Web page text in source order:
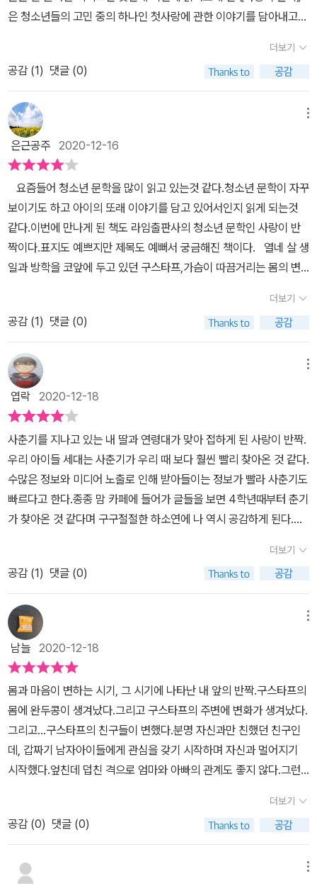
해하지는 못해도 사랑을 멈출 수 없는 가족이라는 관계의 속성, 설레
는 비밀이 생기는 풋풋한 첫사랑의 순간이 간결하고 담담한 문체로
솔직담백하게 그려져 있다. 사랑과 성장에 대한 따뜻하고 싱그러운
은유가 가득한 이야기는 독자들로 하여금 자기만의 경험을 꺼내 보고
을 때부터 혼자라고 느꼈던 시간 그리고 지금까지 함께 한 시간이지
분까지 긴 호흡으로 전달하는데요 신인작가 라라 쉬츠작의 작품인
「사랑이 반짝」이 출간되자마자 ‘마을 미르‘문학상을 수상하고 ‘취리히
아동 문학상‘ 후보에도 오르게된 저력이 무엇인지 느낄 수 있어요몸
도 마음도 한층 더 성장하는 시기인 사춘기가 「사랑이 반짝」하는 시기
라는걸 배울 수 있는 책입니다
내내 조마조마했고, 가슴 벅찼기도 했다. 별거 아닌것 같은 일상에 연
속적으로 벌어지는 여러가지 일들, 그리고 어디서든 해결점을 찾아내
은 청소년들의 고민 중의 하나인 첫사랑에 관한 이야기를 담아내고
에서도 특별함을 기대하기는 어렵긴 했지만, 그럼에도 불구하고 지루
하지 않게 잘 풀어내고 있다. 유방암일까봐 걱정하는 이제 막 가슴이
자라기 시작한 열네 살의 생일을 앞둔 구스타프는 절대로 사랑에 빠
지지 않겠다고 결심한 소녀이다. 구스타프는 요즘 중년의 위기를 겪
고 있는 부모님의 갈등, 사춘기로 까칠하고 온통 남자 생각 뿐인 언니
들, 단짝이었지만 남자아이들 이야기를 할 때마다 얼굴이 반짝거리기
시작한 아니나와의 관계 등으로 일상이 조금씩 변화하기 시작했다.
여름방학이 되면 항상 덴마트에서 여행을 보냈었지만, 이번 여름방학
에는 부모님의 갈등으로 인해 여행이 취소되었다. 더군다나 엄마는
친구 마렌을 만나기 위해 마요르카로 혼자 여행을 떠나게 된 탓에 이
제 방학동안 구스타프는 무력한 아빠와 신경질적인 언니들과 지내야
한다. 다행인 것은 비록 치매를 앓고 있지만 늘 함께했던 반려견 모래
가 옆에 있다는 사실이다. 무료한 방학을 보내기 위해 가게 된 시내의
야외 수영장에서 구스타프는 공병을 모으고 있는 전학생 문을 만나게
진다. '우리는 어차피 반쪽인 채로 세상을 떠돌아다닌다는 이론이 있
어. 원래는 하나였는데 반으로 나뉘었대. 그래서 돌아다니면서 사라
진 반쪽을 찾는다는 거야. 그 반쪽을 발견해야만 온전하다고 느낀다
나?' (본문 118p) 《사랑이 반짝》은 이제 막 사춘기를 시작한 구스타
프의 첫 사랑에 대한 이야기를 담아내고 있지만, 그 안에는 권태기를
느끼는 중년 부부의 이야기와 친구와의 사랑, 반려동물과의 사랑까지
도 잘 녹여내고 있는 작품이다. 아니나의 반짝거림이 제임스 때문이
라는 사실에 절친에게 '너희가 짝짓기에 열 올리는 모습 지켜보는 거
정말 토할 것 같아.'(본문 33p)라며 화를 냈던 구스타프는 그 반짝거
의 복잡미묘한 사춘기의 심리를 구스타프를 통해 잘 녹여낸 작품이
다. 스펙타클함은 없지만 잔잔한 영화 한 편을 본 듯한 느낌을 주는 듯
한 평온함은 있다. 이제 사춘기에 접어든 아이들에게 자신의 마음을
투영해볼 수 있을 작품이기에 읽어보길 추천한다. 구스타프는 그저
아니나의 반짝임을 조금 나눠 갖고 싶었던 것뿐이다. 아주 작은 부분
이라도 오로지 자기만을 위한 몫을. 그리고 자기도 아니나를 위한 반
짝임을 언제나 간직하겠다고 마음먹었다. 문이 있든 없든 상관없이.
(본문 202p)
더보기
공감 (1) 댓글 (0)
은근공주 2020-12-16
요즘들어 청소년 문학을 많이 읽고 있는것 같다.청소년 문학이 자꾸
보이기도 하고 아이의 또래 이야기를 담고 있어서인지 읽게 되는것
같다.이번에 만나게 된 책도 라임출판사의 청소년 문학인 사랑이 반
짝이다.표지도 예쁘지만 제목도 예뻐서 궁금해진 책이다. 열네 살 생
일과 방학을 코앞에 두고 있던 구스타프,가슴이 따끔거리는 몸의 변
만 사춘기를 겪더라도 사랑에 빠지지 않을것이라고 결심을 한다.그뿐
아니라 구스타프는 부모님의 갈등까지 겪게 되고 까칠 한 언니까지....
그러다 만나게 된 괴짜 전학생 문,짓궂은 남자아이들에게 괴롭힘을
당하는 문을 구해주게 되는 구스타프,,, 사춘기를 겪게 되면서 자연
스럽게 겪게 되었던 몸의 변화나 심경의 변화,그것들을 책속에서 마
주하게 되면서 이럴수도 있겠구나 하는 생각이 들었다.다 같은 것을
겪지는 않을테니까,,, ' 우리는 어차피 반쪽인 채로 세상을 떠돌아다
닌다는 이론이 있어. 원래는 하나였는데 반으로 나뉘었대. 그래서 돌
아다니면서 사라진 반쪽을 찾는다는 거야. 그 반쪽을 발견해야만 온
전하다고 느낀다나? ' (p118) 아이를 이해하기 위해서 읽게 된 청소
년 문학이지만 책을 읽을때마다 느끼는것은 배울것이 많다는 것이었
다.아이들의 시선으로 바라보는 모습들이 새롭게 느껴지기도 하고나
도 그 시간을 지나왔지만 다르지 않은 부모라는것을 다시 깨닫게 되
기도 하고아이들의 모습이 참 예쁘게 보이기도 하고 아이들의 생각을
더보기
공감 (1) 댓글 (0)
엽락 2020-12-18
사춘기를 지나고 있는 내 딸과 연령대가 맞아 접하게 된 사랑이 반짝.
우리 아이들 세대는 사춘기가 우리 때 보다 훨씬 빨리 찾아온 것 같다.
수많은 정보와 미디어 노출로 인해 받아들이는 정보가 빨라 사춘기도
빠르다고 한다.종종 맘 카페에 들어가 글들을 보면 4학년때부터 춘기
가 찾아온 것 같다며 구구절절한 하소연에 나 역시 공감하게 된다.내
용어까지 써 가며친구들과 적응하는 방법에 다양한 언어 구사로 휘날
리기도 한다.​열네 살 생일을 앞둔 구스타프어느 날 갑자기 작은 완두
콩 크기로 자라며 따끔거리기 시작한 가슴 때문에 밤잠을 설치게 된
다.이런 모습을 까칠하기 이를 데 없는 언니들의 놀림감까지 되니...사
춘기가 오고 있다는생각에 참을 수 없는 기분마저 든다.​구스타프는
방학동안 늘 덴마크에 캠핑카를 타고 다니며 여름 휴가를 가족들과
잊지 못할 추억을 매년 쌓았다.어느 날 화목한 가족인 줄 알았던 구스
타프의 부모님이 중년의 위기에 빠져 폭풍 같은 갈등과 자식들 앞에
서조차도 부부싸움이 잦아들었다.아버지의 무능력으로 엄마는 점점
지쳐갔을까? 자식을 키우며 지키고자 했던 가정에 참아왔던 한계치
가 도달했을까?결국 엄마는 혼자 마요르카로 훌쩍 떠나 버린다.​참는
것도 한계치가 있다는거 너무 공감가는 대목였다.부부 싸움은 되도록
안하고 싶으나 권태기인지 사소한것에 예민하게 반응하고 애들한테
짜증 부리고, 화내고, 아이들에게 투정을 부리는 내 모습과 오버랩되
이 드는 시기를 겪고 있다.​자기 속마음을 털어놓을 수 있는 유일한 친
더보기
공감 (1) 댓글 (0)
남늘 2020-12-18
몸과 마음이 변하는 시기, 그 시기에 나타난 내 앞의 반짝.​구스타프의
몸에 완두콩이 생겨났다.그리고 구스타프의 주변에 변화가 생겨났다.
그리고...​구스타프의 친구들이 변했다.분명 자신과만 친했던 친구인
데, 갑짜기 남자아이들에게 관심을 갖기 시작하며 자신과 멀어지기
시작했다.엎친데 덥친 격으로 엄마와 아빠의 관계도 좋지 않다.​그런
생각이 많은 친구였던 것.​아이들은 커간다.그리고 몸이 변하고 자라
는 만큼 마음도, 머리도 자란다.하지만 그간 자신이 겪던 자신이 아니
기에 당황스럽고, 그런 상황들이 자신에게 생긴 변화라는 생각보다는
주변이 이상하다고 생각한다.물론 이 책의 주인공인 구스타프는 좀
더보기
공감 (0) 댓글 (0)